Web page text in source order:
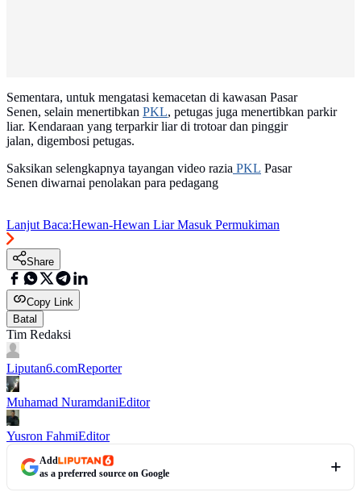
Sementara, untuk mengatasi kemacetan di kawasan Pasar
Senen, selain menertibkan PKL, petugas juga menertibkan parkir
liar. Kendaraan yang terparkir liar di trotoar dan pinggir
jalan, digembosi petugas.
Saksikan selengkapnya tayangan video razia PKL Pasar
Senen diwarnai penolakan para pedagang
Lanjut Baca:Hewan-Hewan Liar Masuk Permukiman
Share
Copy Link
Batal
Tim Redaksi
Liputan6.comReporter
Muhamad NuramdaniEditor
Yusron FahmiEditor
Add
as a preferred source on Google